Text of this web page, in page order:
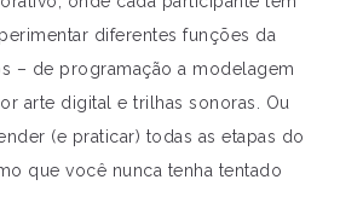
diferentes funções da
– de programação a modelagem
arte digital e trilhas sonoras. Ou
(e praticar) todas as etapas do
que você nunca tenha tentado